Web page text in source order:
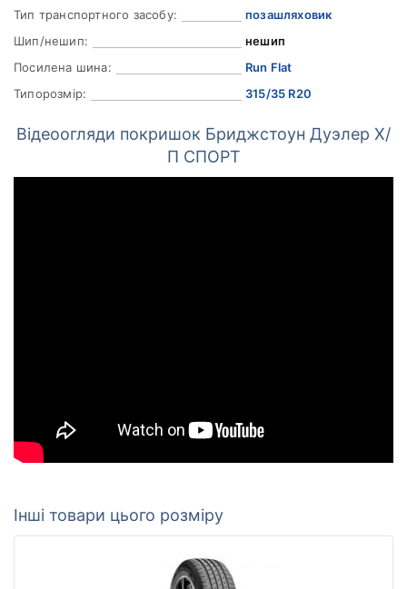
Тип транспортного засобу:
позашляховик
Шип/нешип:
нешип
Посилена шина:
Run Flat
Типорозмір:
315/35 R20
Відеоогляди покришок Бриджстоун Дуэлер Х/
П СПОРТ
Інші товари цього розміру